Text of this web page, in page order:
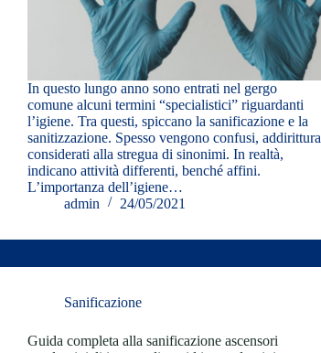
In questo lungo anno sono entrati nel gergo
comune alcuni termini “specialistici” riguardanti
l’igiene. Tra questi, spiccano la sanificazione e la
sanitizzazione. Spesso vengono confusi, addirittura
considerati alla stregua di sinonimi. In realtà,
indicano attività differenti, benché affini.
L’importanza dell’igiene…
admin
24/05/2021
Sanificazione
Guida completa alla sanificazione ascensori